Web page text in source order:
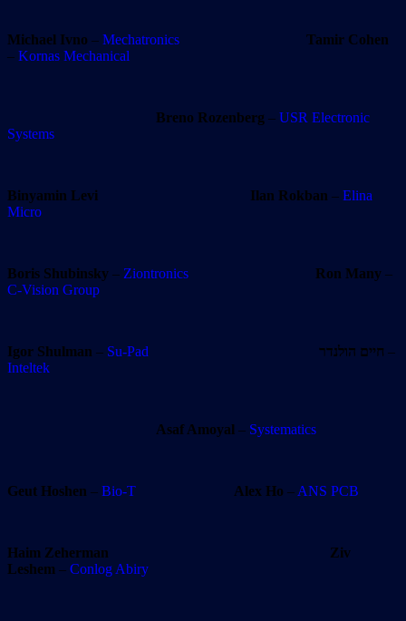
Michael Ivno – Mechatronics
Tamir Cohen
– Kornas Mechanical
Breno Rozenberg – USR Electronic
Systems
Binyamin Levi Ilan Rokban – Elina
Micro
Boris Shubinsky – Ziontronics Ron Many –
C-Vision Group
Igor Shulman – Su-Pad חיים הולנדר –
Inteltek
Asaf Amoyal – Systematics
Geut Hoshen – Bio-T Alex Ho – ANS PCB
Haim Zeherman
Ziv
Leshem – Conlog Abiry